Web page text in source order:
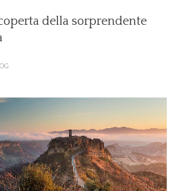
della sorprendente